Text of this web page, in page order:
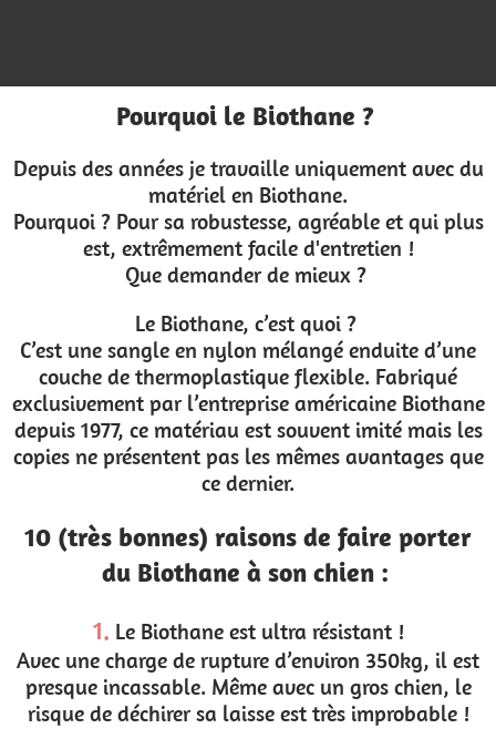
Pourquoi le Biothane ?
Depuis des années je travaille uniquement avec du
matériel en Biothane.
Pourquoi ? Pour sa robustesse, agréable et qui plus
est, extrêmement facile d'entretien !
Que demander de mieux ?
Le Biothane, c’est quoi ?
C’est une sangle en nylon mélangé enduite d’une
couche de thermoplastique flexible. Fabriqué
exclusivement par l’entreprise américaine Biothane
depuis 1977, ce matériau est souvent imité mais les
copies ne présentent pas les mêmes avantages que
ce dernier.
10 (très bonnes) raisons de faire porter
du Biothane à son chien :
1. Le Biothane est ultra résistant !
Avec une charge de rupture d’environ 350kg, il est
presque incassable. Même avec un gros chien, le
risque de déchirer sa laisse est très improbable !